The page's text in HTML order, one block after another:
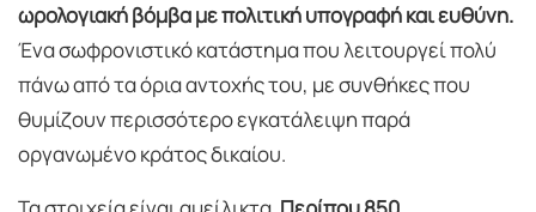
ωρολογιακή βόμβα με πολιτική υπογραφή και ευθύνη.
Ένα σωφρονιστικό κατάστημα που λειτουργεί πολύ
πάνω από τα όρια αντοχής του, με συνθήκες που
θυμίζουν περισσότερο εγκατάλειψη παρά
οργανωμένο κράτος δικαίου.